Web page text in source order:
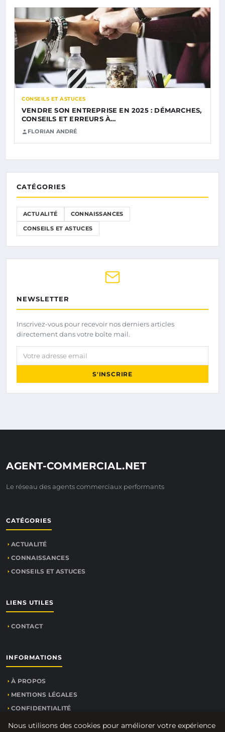
CONSEILS ET ASTUCES
VENDRE SON ENTREPRISE EN 2025 : DÉMARCHES,
CONSEILS ET ERREURS À…
FLORIAN ANDRÉ
CATÉGORIES
ACTUALITÉ CONNAISSANCES
CONSEILS ET ASTUCES
NEWSLETTER
Inscrivez-vous pour recevoir nos derniers articles
directement dans votre boîte mail.
Votre adresse email
S'INSCRIRE
AGENT-COMMERCIAL.NET
Le réseau des agents commerciaux performants
CATÉGORIES
ACTUALITÉ
CONNAISSANCES
CONSEILS ET ASTUCES
LIENS UTILES
CONTACT
INFORMATIONS
À PROPOS
MENTIONS LÉGALES
CONFIDENTIALITÉ
PLAN DU SITE
Nous utilisons des cookies pour améliorer votre expérience